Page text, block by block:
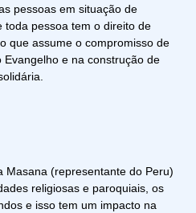
pessoas em situação de
toda pessoa tem o direito de
que assume o compromisso de
e na construção de
Masana (representante do Peru)
religiosas e paroquiais, os
e isso tem um impacto na